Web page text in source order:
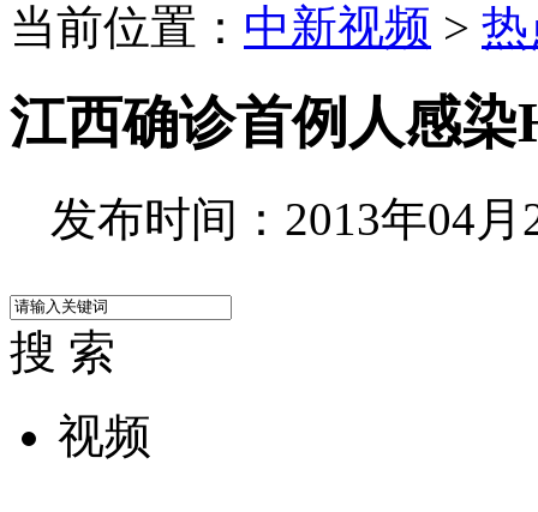
当前位置： 中新视频 >
江西确诊首例人感
发布时间：2013年04月
搜 索
视频